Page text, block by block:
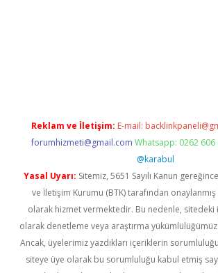
Reklam ve İletişim: E-mail:
forumhizmeti@gmail.com Whatsapp: 0262 606
@karabul
Yasal Uyarı: Sitemiz, 5651 Sayılı Kanun
ve İletişim Kurumu (BTK) tarafından onaylanmış
olarak hizmet vermektedir. Bu nedenle,
olarak denetleme veya araştırma
Ancak, üyelerimiz yazdıkları içeriklerin
siteye üye olarak bu sorumluluğu kabul etmiş